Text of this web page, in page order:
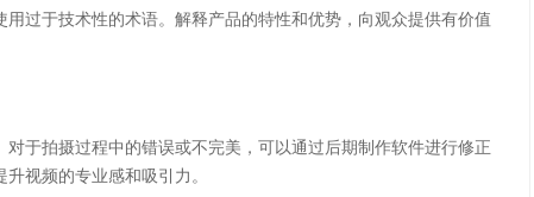
过于技术性的术语。解释产品的特性和优势，向观众提供有价值
于拍摄过程中的错误或不完美，可以通过后期制作软件进行修正
视频的专业感和吸引力。